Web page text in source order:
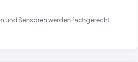
und Sensoren werden fachgerecht